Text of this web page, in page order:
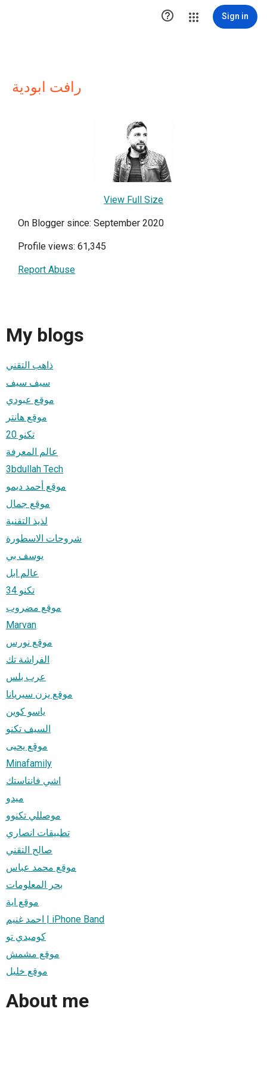
 Sign in
رافت ابودية
View Full Size
On Blogger since: September 2020
Profile views: 61,345
Report Abuse
My blogs
ذاهب التقني
سيف سيف
موقع عبودي
موقع هانتر
تكنو 20
عالم المعرفة
3bdullah Tech
موقع أحمد ديمو
موقع جمال
لذيذ التقنية
شروحات الاسطورة
يوسف بي
عالم ابل
تكنو 34
موقع مضروب
Marvan
موقع نورس
الفراشة تك
عرب بلس
موقع يزن سيريانا
ياسو كوين
السيف تكنو
موقع يحيى
Minafamily
اشي فانتاستك
ميدو
موصللي تكنوو
تطبيقات انصاري
صالح التقني
موقع محمد عباس
بحر المعلومات
موقع اية
احمد غنيم | iPhone Band
كوميدي تو
موقع مشمش
موقع خليل
About me